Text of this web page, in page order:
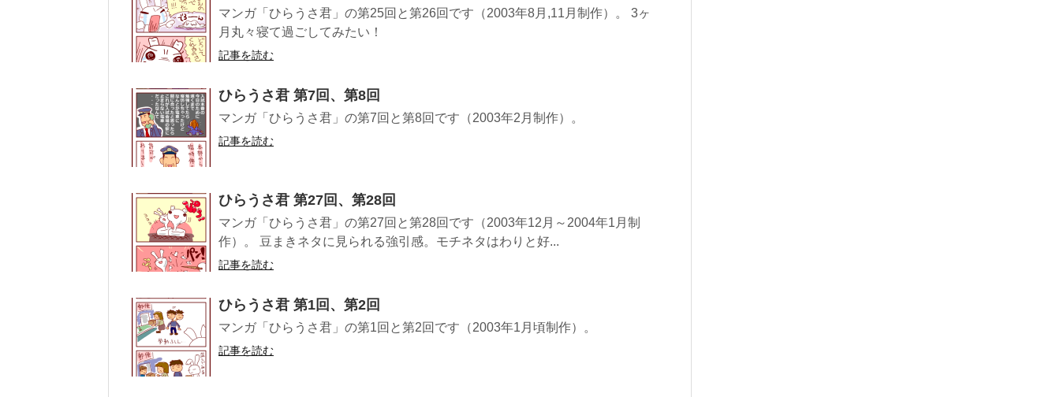
マンガ「ひらうさ君」の第25回と第26回です（2003年8月,11月制作）。 3ヶ
月丸々寝て過ごしてみたい！
記事を読む
ひらうさ君 第7回、第8回
マンガ「ひらうさ君」の第7回と第8回です（2003年2月制作）。
記事を読む
ひらうさ君 第27回、第28回
マンガ「ひらうさ君」の第27回と第28回です（2003年12月～2004年1月制
作）。 豆まきネタに見られる強引感。モチネタはわりと好...
記事を読む
ひらうさ君 第1回、第2回
マンガ「ひらうさ君」の第1回と第2回です（2003年1月頃制作）。
記事を読む